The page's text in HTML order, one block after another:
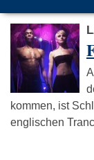
kommen, ist
englischen